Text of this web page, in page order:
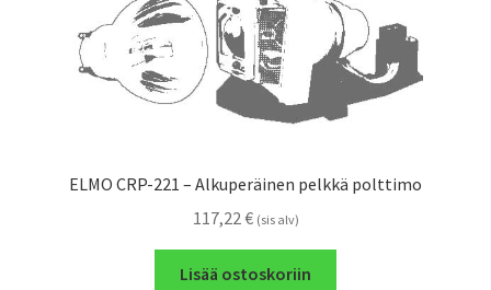
ELMO CRP-221 – Alkuperäinen pelkkä polttimo
117,22 € (sis alv)
Lisää ostoskoriin